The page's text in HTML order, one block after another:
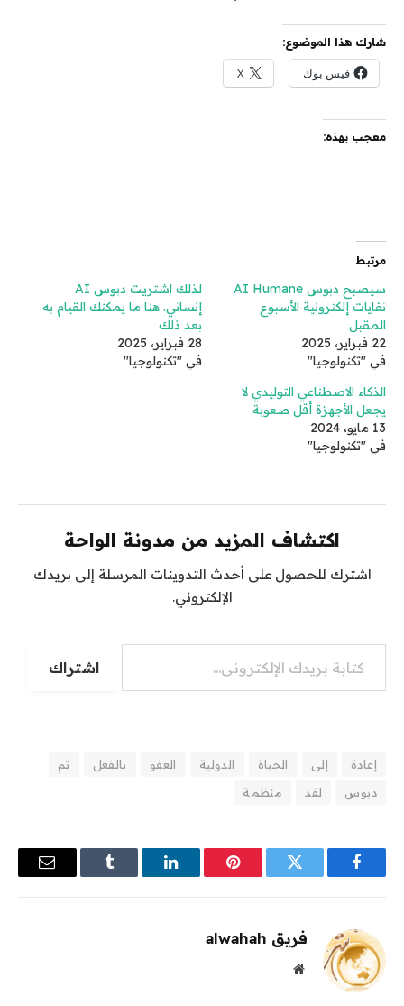
شارك هذا الموضوع:
فيس بوك X
معجب بهذه:
مرتبط
سيصبح دبوس AI Humane
نفايات إلكترونية الأسبوع
المقبل
22 فبراير، 2025
في "تكنولوجيا"
لذلك اشتريت دبوس AI
إنساني. هنا ما يمكنك القيام به
بعد ذلك
28 فبراير، 2025
في "تكنولوجيا"
الذكاء الاصطناعي التوليدي لا
يجعل الأجهزة أقل صعوبة
13 مايو، 2024
في "تكنولوجيا"
اكتشاف المزيد من مدونة الواحة
اشترك للحصول على أحدث التدوينات المرسلة إلى بريدك
الإلكتروني.
كتابة بريدك الإلكتروني...
اشتراك
إعادة إلى الحياة الدولية العفو بالفعل
تم
دبوس
لقد منظمة
فيسبوك تويتر بينتيريستلينكدإن Tumblr
البريد
فريق alwahah
موقع